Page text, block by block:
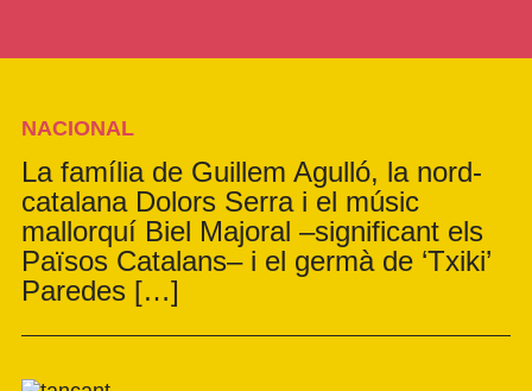
NACIONAL
La família de Guillem Agulló, la nord-
catalana Dolors Serra i el músic
mallorquí Biel Majoral –significant els
Països Catalans– i el germà de ‘Txiki’
Paredes […]